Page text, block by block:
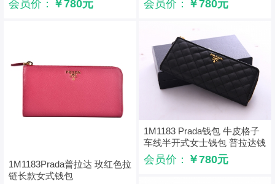
会员价： ￥780元 会员价： ￥780元
1M1183Prada普拉达 玫红色拉
链长款女式钱包
1M1183 Prada钱包 牛皮格子
车线半开式女士钱包 普拉达钱
夹 Prada最新款 黑色金链
会员价： ￥780元